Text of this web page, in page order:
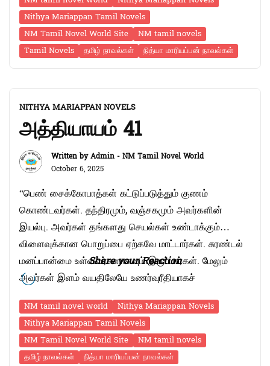
அதிகம். அடுத்தவர்களின் சந்தோசத்தைக் கண்டு
அவர்களால் பொறுக்கவே முடியாது. அடுத்தவர்களுக்குச்
சொந்தமானதை தனது உடைமையாக்கிக்கொள்ள
பயமுறுத்துதல், மிரட்டல் போன்ற காரியங்களில்
நடிகை …Continue reading
Nithya Mariappan Tamil Novels
NM Tamil Novel World Site
NM tamil novels
Tamil Novels
தமிழ் நாவல்கள் நித்யா மாரியப்பன் நாவல்கள்
NITHYA MARIAPPAN NOVELS
அத்தியாயம் 41
Written byAdmin - NM Tamil Novel World
October 6, 2025
“பெண் சைக்கோபாத்கள் கட்டுப்படுத்தும் குணம்
கொண்டவர்கள். தந்திரமும், வஞ்சகமும் அவர்களின்
இயல்பு. அவர்கள் தங்களது செயல்கள் உண்டாக்கும்
விளைவுக்கான பொறுப்பை ஏற்கவே மாட்டார்கள். சுரண்டல்
மனப்பான்மை உள்ளவர்களாகவும் இருப்பார்கள். மேலும்
அவர்கள் இளம் வயதிலேயே உணர்வுரீதியாகச்
போதைப்பொருட்கள் சார்ந்த குற்றங்களிலும் ஈடுபட
வாய்ப்புண்டு. சைக்கோபாத் தன்மை இல்லாத ஒரு
குற்றவாளியிடம் இதில் ஏதோ ஒரு குற்றம் மட்டுமே
இருக்கும். அதோடு பெண் சைக்கோபாத்களாலும் ஒரு
Share your Reaction
NM tamil novel world
Nithya Mariappan Novels
Nithya Mariappan Tamil Novels
NM Tamil Novel World Site
NM tamil novels
தமிழ் நாவல்கள்
நித்யா மாரியப்பன் நாவல்கள்